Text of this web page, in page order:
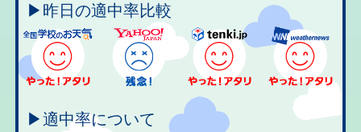
▶昨日の適中率比較
▶適中率について